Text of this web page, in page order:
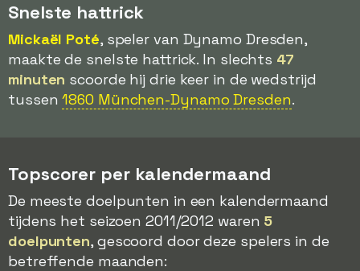
Snelste hattrick
Mickaël Poté, speler van Dynamo Dresden,
maakte de snelste hattrick. In slechts 47
minuten scoorde hij drie keer in de wedstrijd
tussen1860 München-Dynamo Dresden.
Topscorer per kalendermaand
De meeste doelpunten in een kalendermaand
tijdens het seizoen 2011/2012 waren 5
doelpunten, gescoord door deze spelers in de
betreffende maanden: